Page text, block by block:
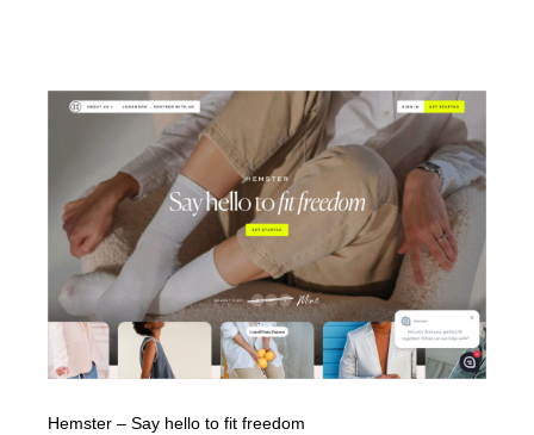
Hemster – Say hello to fit freedom